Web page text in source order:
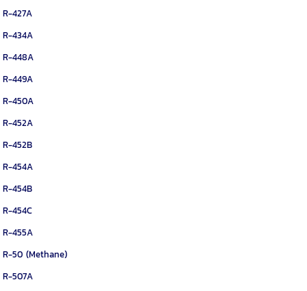
R-427A
R-434A
R-448A
R-449A
R-450A
R-452A
R-452B
R-454A
R-454B
R-454C
R-455A
R-50 (Methane)
R-507A